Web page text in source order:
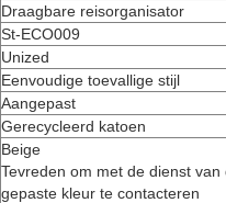
Draagbare reisorganisator
St-ECO009
Unized
Eenvoudige toevallige stijl
Aangepast
Gerecycleerd katoen
Beige
Tevreden om met de dienst van
gepaste kleur te contacteren